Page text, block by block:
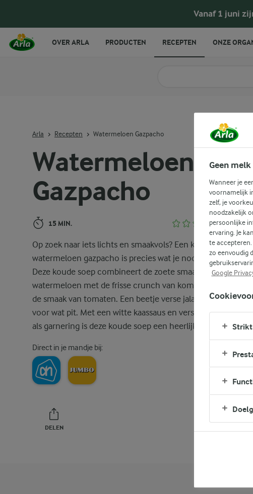
Vanaf 1 juni
Watermeloen
Gazpacho
15 MIN. (0)
Op zoek naar iets lichts en smaakvols? Een kom
watermeloen gazpacho is precies wat je nodig hebt.
Deze koude soep combineert de zoete smaak van
watermeloen met de frisse crunch van komkommer en
de smaak van tomaten. Een beetje verse jalapeño zorgt
voor wat pit. Met een witte kaassaus en verse kruiden
als garnering is deze koude soep een heerlijk gerecht.
Direct in je mandje bij:
DELEN
Arla Recepten Watermeloen Gazpacho
OVER ARLA PRODUCTEN RECEPTEN ONZE
Geen
Wanneer je
voornamelijk
zelf, je
noodzakelijk
persoonlijke
ervaring. Je
te
zo eenvoudig
Google
Strikt